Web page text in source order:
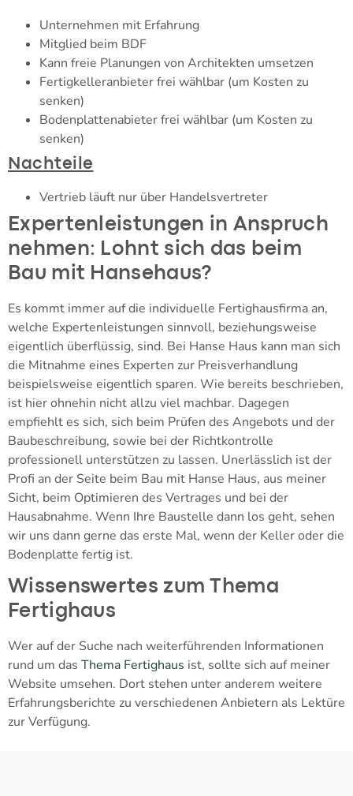
Unternehmen mit Erfahrung
Mitglied beim BDF
Kann freie Planungen von Architekten umsetzen
Fertigkelleranbieter frei wählbar (um Kosten zu
senken)
Bodenplattenabieter frei wählbar (um Kosten zu
senken)
Nachteile
Vertrieb läuft nur über Handelsvertreter
Expertenleistungen in Anspruch
nehmen: Lohnt sich das beim
Bau mit Hansehaus?
Es kommt immer auf die individuelle Fertighausfirma an,
welche Expertenleistungen sinnvoll, beziehungsweise
eigentlich überflüssig, sind. Bei Hanse Haus kann man sich
die Mitnahme eines Experten zur Preisverhandlung
beispielsweise eigentlich sparen. Wie bereits beschrieben,
ist hier ohnehin nicht allzu viel machbar. Dagegen
empfiehlt es sich, sich beim Prüfen des Angebots und der
Baubeschreibung, sowie bei der Richtkontrolle
professionell unterstützen zu lassen. Unerlässlich ist der
Profi an der Seite beim Bau mit Hanse Haus, aus meiner
Sicht, beim Optimieren des Vertrages und bei der
Hausabnahme. Wenn Ihre Baustelle dann los geht, sehen
wir uns dann gerne das erste Mal, wenn der Keller oder die
Bodenplatte fertig ist.
Wissenswertes zum Thema
Fertighaus
Wer auf der Suche nach weiterführenden Informationen
rund um das Thema Fertighaus ist, sollte sich auf meiner
Website umsehen. Dort stehen unter anderem weitere
Erfahrungsberichte zu verschiedenen Anbietern als Lektüre
zur Verfügung.